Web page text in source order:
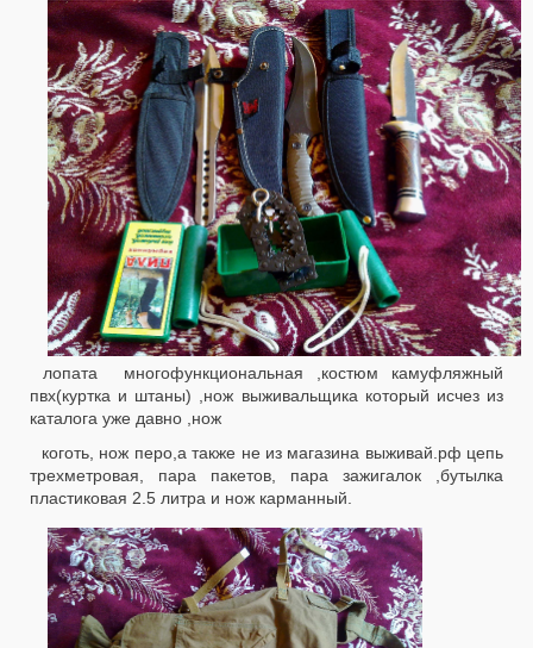
лопата многофункциональная ,костюм камуфляжный
пвх(куртка и штаны) ,нож выживальщика который исчез из
каталога уже давно ,нож
коготь, нож перо,а также не из магазина выживай.рф цепь
трехметровая, пара пакетов, пара зажигалок ,бутылка
пластиковая 2.5 литра и нож карманный.